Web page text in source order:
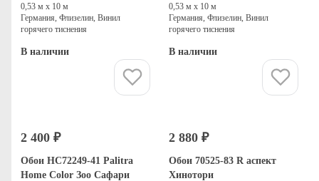
0,53 м х 10 м
Германия, Флизелин, Винил
горячего тиснения
В наличии
0,53 м х 10 м
Германия, Флизелин, Винил
горячего тиснения
В наличии
2 400 ₽
Обои HC72249-41 Palitra
Home Color Зоо Сафари
2 880 ₽
Обои 70525-83 R аспект
Хинотори